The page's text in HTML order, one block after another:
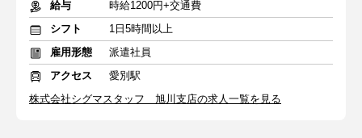
給与
時給1200円+交通費
シフト
1日5時間以上
雇用形態
派遣社員
アクセス
愛別駅
株式会社シグマスタッフ 旭川支店の求人一覧を見る